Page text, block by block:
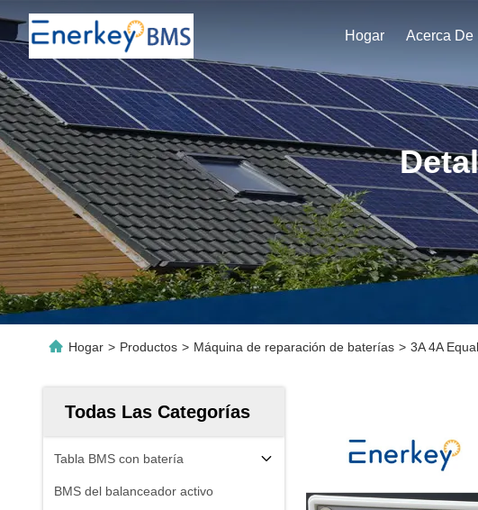
Hogar
Hogar > Productos > Máquina de reparación de baterías > 3A 4A
Todas Las Categorías
Tabla BMS con batería
BMS del balanceador activo